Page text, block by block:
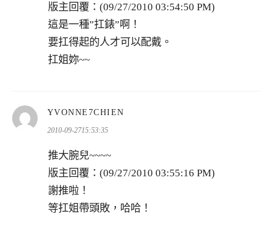
版主回覆：(09/27/2010 03:54:50 PM)
這是一種”扛錶”啊！
要扛得起的人才可以配戴。
扛姐妳~~
YVONNE7CHIEN
2010-09-2715:53:35
推大腕兒~~~~
版主回覆：(09/27/2010 03:55:16 PM)
謝推啦！
等扛姐帶頭敗，哈哈！